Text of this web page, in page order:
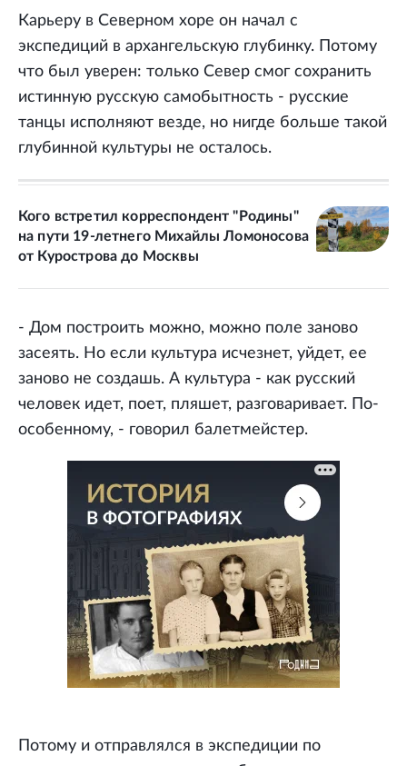
Карьеру в Северном хоре он начал с
экспедиций в архангельскую глубинку. Потому
что был уверен: только Север смог сохранить
истинную русскую самобытность - русские
танцы исполняют везде, но нигде больше такой
глубинной культуры не осталось.
Кого встретил корреспондент "Родины"
на пути 19-летнего Михайлы Ломоносова
от Курострова до Москвы
- Дом построить можно, можно поле заново
засеять. Но если культура исчезнет, уйдет, ее
заново не создашь. А культура - как русский
человек идет, поет, пляшет, разговаривает. По-
особенному, - говорил балетмейстер.
Потому и отправлялся в экспедиции по